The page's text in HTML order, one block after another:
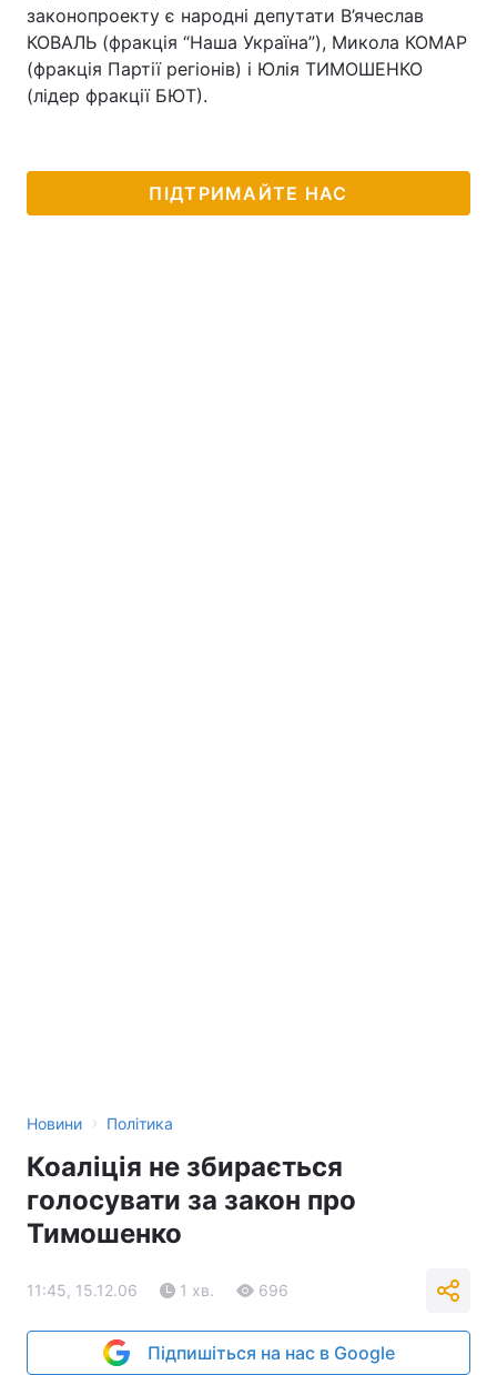
законопроекту є народні депутати В’ячеслав
КОВАЛЬ (фракція “Наша Україна”), Микола КОМАР
(фракція Партії регіонів) і Юлія ТИМОШЕНКО
(лідер фракції БЮТ).
ПІДТРИМАЙТЕ НАС
Новини › Політика
Коаліція не збирається
голосувати за закон про
Тимошенко
11:45, 15.12.06 1 хв. 696
Підпишіться на нас в Google